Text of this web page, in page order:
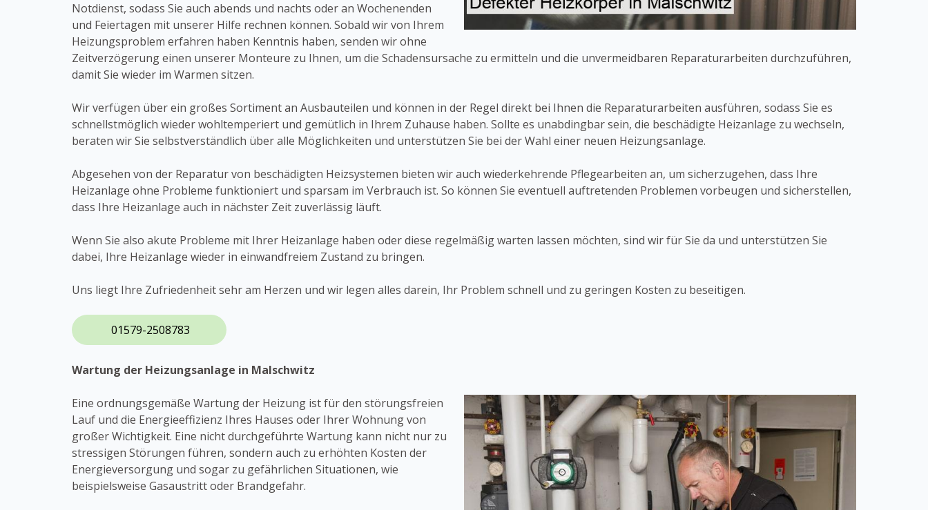
Notdienst, sodass Sie auch abends und nachts oder an Wochenenden
und Feiertagen mit unserer Hilfe rechnen können. Sobald wir von Ihrem
Heizungsproblem erfahren haben Kenntnis haben, senden wir ohne
Zeitverzögerung einen unserer Monteure zu Ihnen, um die Schadensursache zu ermitteln und die unvermeidbaren Reparaturarbeiten durchzuführen,
damit Sie wieder im Warmen sitzen.
Wir verfügen über ein großes Sortiment an Ausbauteilen und können in der Regel direkt bei Ihnen die Reparaturarbeiten ausführen, sodass Sie es
schnellstmöglich wieder wohltemperiert und gemütlich in Ihrem Zuhause haben. Sollte es unabdingbar sein, die beschädigte Heizanlage zu wechseln,
beraten wir Sie selbstverständlich über alle Möglichkeiten und unterstützen Sie bei der Wahl einer neuen Heizungsanlage.
Abgesehen von der Reparatur von beschädigten Heizsystemen bieten wir auch wiederkehrende Pflegearbeiten an, um sicherzugehen, dass Ihre
Heizanlage ohne Probleme funktioniert und sparsam im Verbrauch ist. So können Sie eventuell auftretenden Problemen vorbeugen und sicherstellen,
dass Ihre Heizanlage auch in nächster Zeit zuverlässig läuft.
Wenn Sie also akute Probleme mit Ihrer Heizanlage haben oder diese regelmäßig warten lassen möchten, sind wir für Sie da und unterstützen Sie
dabei, Ihre Heizanlage wieder in einwandfreiem Zustand zu bringen.
Uns liegt Ihre Zufriedenheit sehr am Herzen und wir legen alles darein, Ihr Problem schnell und zu geringen Kosten zu beseitigen.
01579-2508783
Wartung der Heizungsanlage in Malschwitz
Eine ordnungsgemäße Wartung der Heizung ist für den störungsfreien
Lauf und die Energieeffizienz Ihres Hauses oder Ihrer Wohnung von
großer Wichtigkeit. Eine nicht durchgeführte Wartung kann nicht nur zu
stressigen Störungen führen, sondern auch zu erhöhten Kosten der
Energieversorgung und sogar zu gefährlichen Situationen, wie
beispielsweise Gasaustritt oder Brandgefahr.